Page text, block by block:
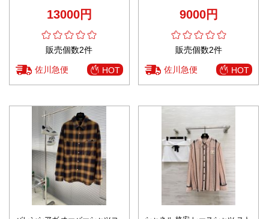
用 ホワイト13000円
販売個数2件
佐川急便 HOT
9000円
販売個数2件
佐川急便 HOT